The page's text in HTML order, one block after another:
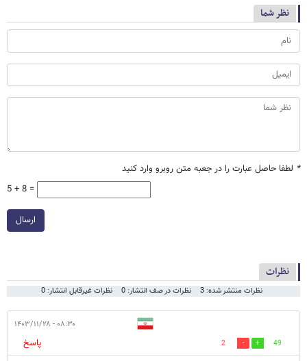
نظر شما
* لطفا حاصل عبارت را در جعبه متن روبرو وارد کنید
5 + 8 =
ارسال
نظرات
نظرات منتشر شده: 3 نظرات در صف انتشار: 0 نظرات غیرقابل انتشار: 0
۰۸:۳۰ - ۱۴۰۳/۱۱/۲۸
49
2
پاسخ